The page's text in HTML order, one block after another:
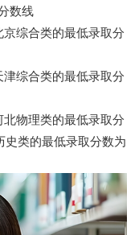
数线
综合类的最低录取分
综合类的最低录取分
物理类的最低录取分
史类的最低录取分数为